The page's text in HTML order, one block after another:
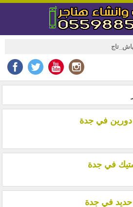
دورين في جدة
في جدة
حديد في جدة